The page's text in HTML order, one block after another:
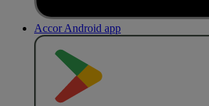
Accor Android app